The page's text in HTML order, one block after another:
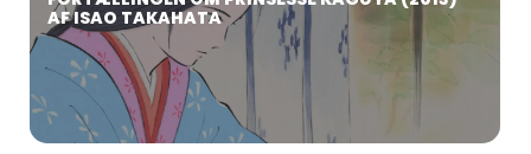
AF ISAO TAKAHATA